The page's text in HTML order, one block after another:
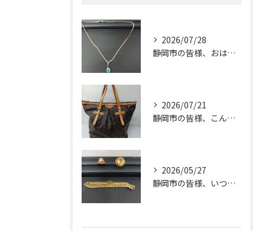
2026/07/28
静岡市の皆様、おはようございます。
2026/07/21
静岡市の皆様、こんにちは！
2026/05/27
静岡市の皆様、いつも大変お世話になっております。